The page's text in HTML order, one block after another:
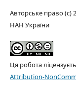
Авторське право (c)
НАН України
Ця робота
Attribution-